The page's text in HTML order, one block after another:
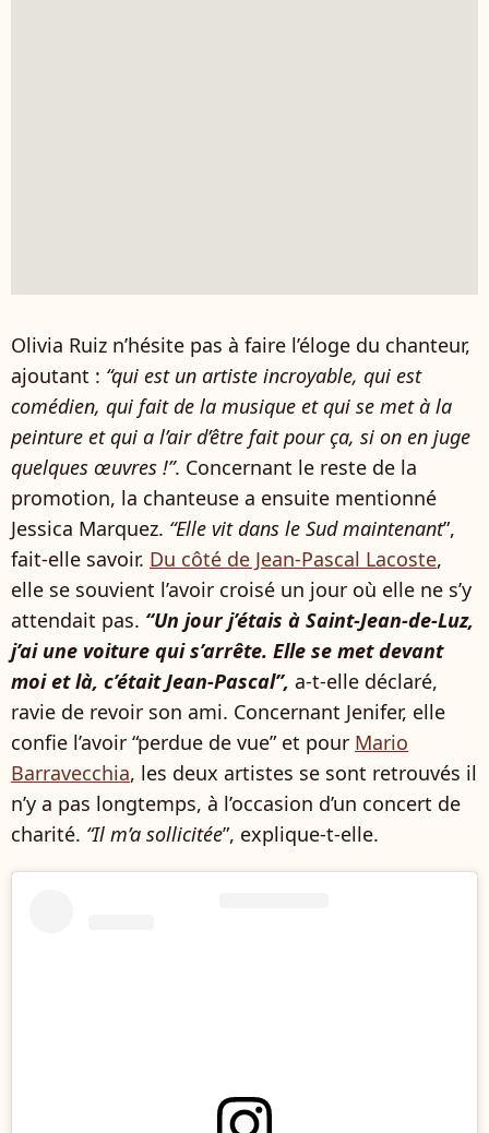
Olivia Ruiz n’hésite pas à faire l’éloge du chanteur,
ajoutant : “qui est un artiste incroyable, qui est
comédien, qui fait de la musique et qui se met à la
peinture et qui a l’air d’être fait pour ça, si on en juge
quelques œuvres !”. Concernant le reste de la
promotion, la chanteuse a ensuite mentionné
Jessica Marquez. “Elle vit dans le Sud maintenant”,
fait-elle savoir. Du côté de Jean-Pascal Lacoste,
elle se souvient l’avoir croisé un jour où elle ne s’y
attendait pas. “Un jour j’étais à Saint-Jean-de-Luz,
j’ai une voiture qui s’arrête. Elle se met devant
moi et là, c’était Jean-Pascal”, a-t-elle déclaré,
ravie de revoir son ami. Concernant Jenifer, elle
confie l’avoir “perdue de vue” et pour Mario
Barravecchia, les deux artistes se sont retrouvés il
n’y a pas longtemps, à l’occasion d’un concert de
charité. “Il m’a sollicitée”, explique-t-elle.